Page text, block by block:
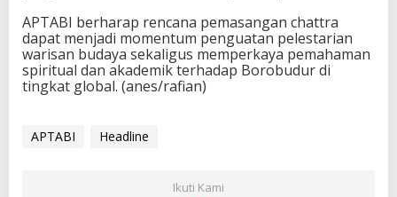
APTABI berharap rencana pemasangan chattra
dapat menjadi momentum penguatan pelestarian
warisan budaya sekaligus memperkaya pemahaman
spiritual dan akademik terhadap Borobudur di
tingkat global. (anes/rafian)
APTABI Headline
Ikuti Kami